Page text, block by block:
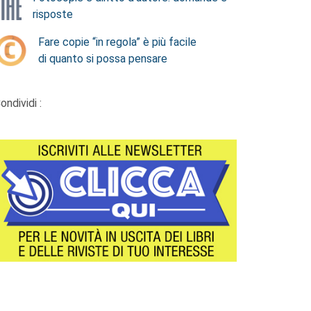
risposte
Fare copie “in regola” è più facile
di quanto si possa pensare
: